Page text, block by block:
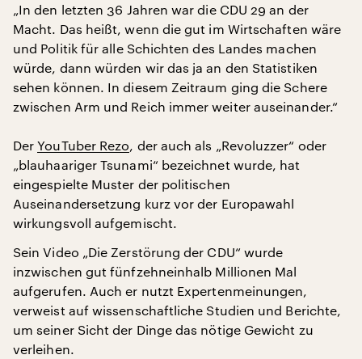
„In den letzten 36 Jahren war die CDU 29 an der
Macht. Das heißt, wenn die gut im Wirtschaften wäre
und Politik für alle Schichten des Landes machen
würde, dann würden wir das ja an den Statistiken
sehen können. In diesem Zeitraum ging die Schere
zwischen Arm und Reich immer weiter auseinander.“
DerYouTuber Rezo, der auch als „Revoluzzer“ oder
„blauhaariger Tsunami“ bezeichnet wurde, hat
eingespielte Muster der politischen
Auseinandersetzung kurz vor der Europawahl
wirkungsvoll aufgemischt.
Sein Video „Die Zerstörung der CDU“ wurde
inzwischen gut fünfzehneinhalb Millionen Mal
aufgerufen. Auch er nutzt Expertenmeinungen,
verweist auf wissenschaftliche Studien und Berichte,
um seiner Sicht der Dinge das nötige Gewicht zu
verleihen.